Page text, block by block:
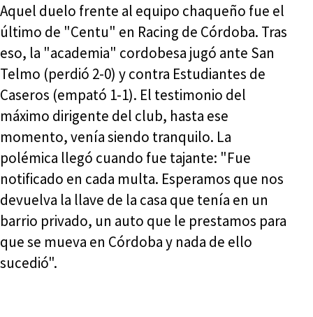
Aquel duelo frente al equipo chaqueño fue el
último de "Centu" en Racing de Córdoba. Tras
eso, la "academia" cordobesa jugó ante San
Telmo (perdió 2-0) y contra Estudiantes de
Caseros (empató 1-1). El testimonio del
máximo dirigente del club, hasta ese
momento, venía siendo tranquilo. La
polémica llegó cuando fue tajante: "Fue
notificado en cada multa. Esperamos que nos
devuelva la llave de la casa que tenía en un
barrio privado, un auto que le prestamos para
que se mueva en Córdoba y nada de ello
sucedió".